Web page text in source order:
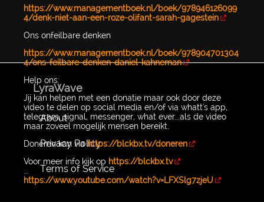
https://www.managementboek.nl/boek/978946126099
4/denk-niet-aan-een-roze-olifant-sarah-gagestein
Ons onfeilbare denken
https://www.managementboek.nl/boek/978904701304
4/ons-feilbare-denken-daniel-kahneman
Help ons:
Jij kan helpen met een donatie maar ook door deze
video te delen op social media en/of via whatt's app,
telegram, signal, messenger, what ever...als de video
maar zoveel mogelijk mensen bereikt.
Doneren kan viahttps://blckbx.tv/doneren
Voor meer info kijk op https://blckbx.tv
...
https://www.youtube.com/watch?v=LFXSlg7zjeU
LyraWave
About
Privacy Policy
Terms of Service